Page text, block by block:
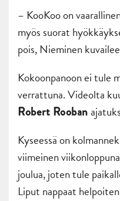
– KooKoo on
myös suorat
pois, Nieminen
Kokoonpanoon ei tule
verrattuna. Videolta
Robert Rooban
Kyseessä on
viimeinen
joulua, joten tule
Liput nappaat helpoiten